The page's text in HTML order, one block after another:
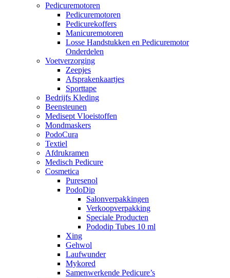
Pedicuremotoren
Pedicuremotoren
Pedicurekoffers
Manicuremotoren
Losse Handstukken en Pedicuremotor
Onderdelen
Voetverzorging
Zeepjes
Afsprakenkaartjes
Sporttape
Bedrijfs Kleding
Beensteunen
Medisept Vloeistoffen
Mondmaskers
PodoCura
Textiel
Afdrukramen
Medisch Pedicure
Cosmetica
Puresenol
PodoDip
Salonverpakkingen
Verkoopverpakking
Speciale Producten
Pododip Tubes 10 ml
Xing
Gehwol
Laufwunder
Mykored
Samenwerkende Pedicure’s